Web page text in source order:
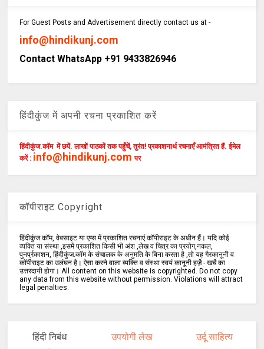
For Guest Posts and Advertisement directly contact us at -
info@hindikunj.com
Contact WhatsApp +91 9433826946
हिंदीकुंज में अपनी रचना प्रकाशित करें
हिंदीकुंज.कॉम में छपें. लाखों पाठकों तक पहुँचें, तुरंत! प्रकाशनार्थ रचनाएँ आमंत्रित हैं. ईमेल
करें : info@hindikunj.com पर
कॉपीराइट Copyright
हिंदीकुंज.कॉम, वेबसाइट या एप्स में प्रकाशित रचनाएं कॉपीराइट के अधीन हैं। यदि कोई
व्यक्ति या संस्था ,इसमें प्रकाशित किसी भी अंश ,लेख व चित्र का प्रयोग,नकल,
पुनर्प्रकाशन, हिंदीकुंज.कॉम के संचालक के अनुमति के बिना करता है ,तो यह गैरकानूनी व
कॉपीराइट का उलंघन है। ऐसा करने वाला व्यक्ति व संस्था स्वयं कानूनी हर्ज़े - खर्चे का
उत्तरदायी होगा। All content on this website is copyrighted. Do not copy
any data from this website without permission. Violations will attract
legal penalties.
हिंदी निबंध उपयोगी लेख उर्दू साहित्य